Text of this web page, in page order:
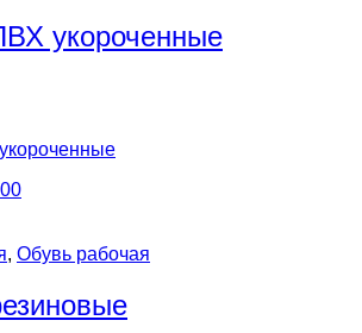
укороченные
, Обувь рабочая